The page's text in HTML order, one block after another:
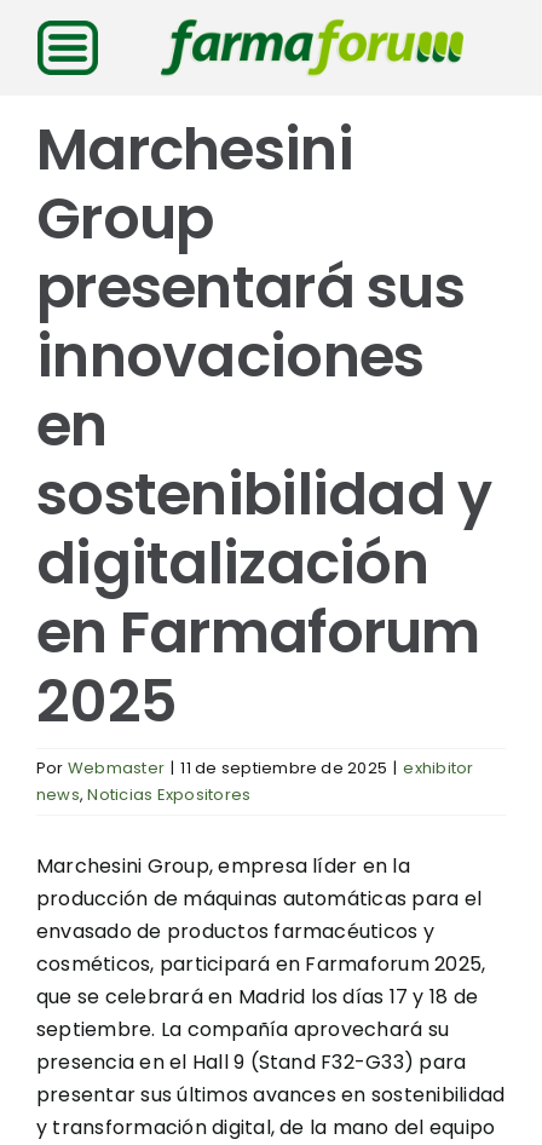
Saltar
contenido
Marchesini
Group
presentará sus
innovaciones
en
sostenibilidad y
digitalización
en Farmaforum
2025
Por Webmaster | 11 de septiembre de 2025 | exhibitor
news,Noticias Expositores
Marchesini Group, empresa líder en la
producción de máquinas automáticas para el
envasado de productos farmacéuticos y
cosméticos, participará en Farmaforum 2025,
que se celebrará en Madrid los días 17 y 18 de
septiembre. La compañía aprovechará su
presencia en el Hall 9 (Stand F32-G33) para
presentar sus últimos avances en sostenibilidad
y transformación digital, de la mano del equipo